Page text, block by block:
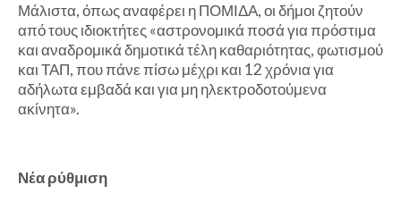
Μάλιστα, όπως αναφέρει η ΠΟΜΙΔΑ, οι δήμοι ζητούν
από τους ιδιοκτήτες «αστρονομικά ποσά για πρόστιμα
και αναδρομικά δημοτικά τέλη καθαριότητας, φωτισμού
και ΤΑΠ, που πάνε πίσω μέχρι και 12 χρόνια για
αδήλωτα εμβαδά και για μη ηλεκτροδοτούμενα
ακίνητα».
Νέα ρύθμιση